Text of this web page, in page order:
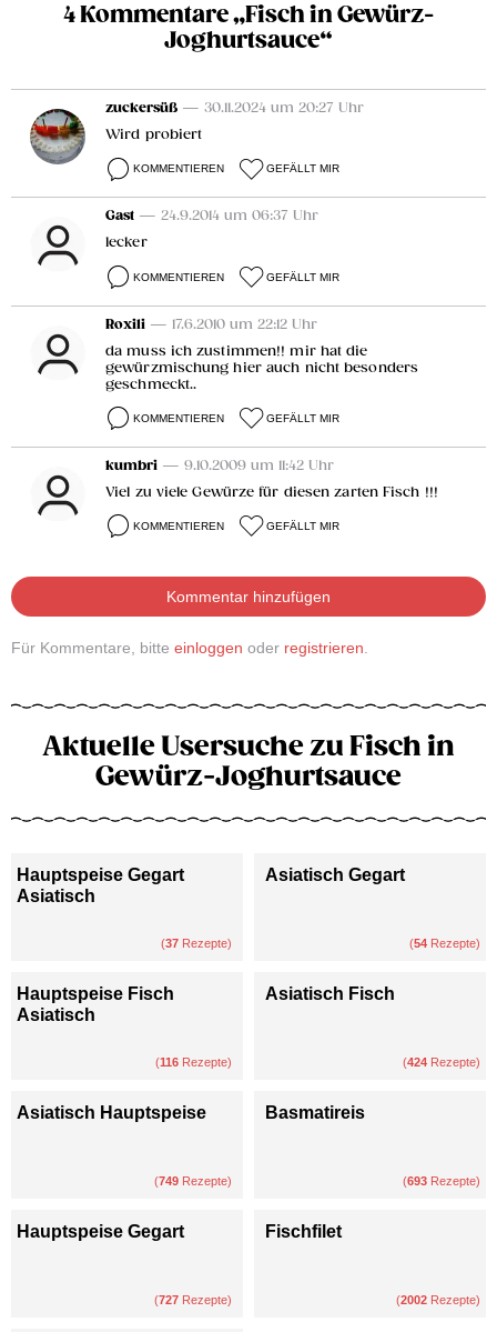
4 Kommentare „Fisch in Gewürz-
Joghurtsauce“
zuckersüß — 30.11.2024 um 20:27 Uhr
Wird probiert
KOMMENTIEREN GEFÄLLT MIR
Gast — 24.9.2014 um 06:37 Uhr
lecker
KOMMENTIEREN GEFÄLLT MIR
Roxili — 17.6.2010 um 22:12 Uhr
da muss ich zustimmen!! mir hat die
gewürzmischung hier auch nicht besonders
geschmeckt..
KOMMENTIEREN GEFÄLLT MIR
kumbri — 9.10.2009 um 11:42 Uhr
Viel zu viele Gewürze für diesen zarten Fisch !!!
KOMMENTIEREN GEFÄLLT MIR
Kommentar hinzufügen
Für Kommentare, bitte einloggen oder registrieren
Aktuelle Usersuche zu Fisch in
Gewürz-Joghurtsauce
Hauptspeise Gegart
Asiatisch
(37 Rezepte)
Asiatisch Gegart
(54 Rezepte)
Hauptspeise Fisch
Asiatisch
(116 Rezepte)
Asiatisch Fisch
(424 Rezepte)
Asiatisch Hauptspeise
(749 Rezepte)
Basmatireis
(693 Rezepte)
Hauptspeise Gegart
(727 Rezepte)
Fischfilet
(2002 Rezepte)